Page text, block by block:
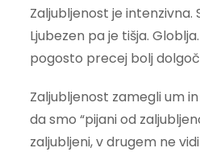
Zaljubljenost je intenzivna.
Ljubezen pa je tišja.
pogosto precej bolj
Zaljubljenost zamegli um
da smo “pijani od
zaljubljeni, v drugem ne